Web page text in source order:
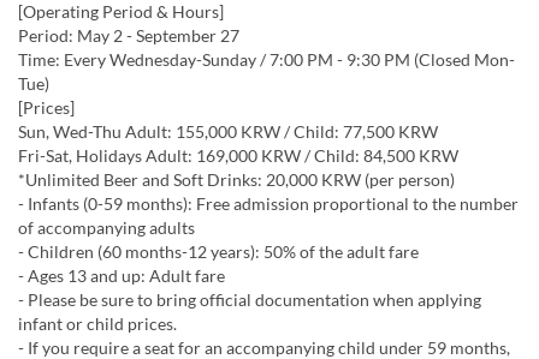
[Operating Period & Hours]
Period: May 2 - September 27
Time: Every Wednesday-Sunday / 7:00 PM - 9:30 PM (Closed Mon-
Tue)
[Prices]
Sun, Wed-Thu Adult: 155,000 KRW / Child: 77,500 KRW
Fri-Sat, Holidays Adult: 169,000 KRW / Child: 84,500 KRW
*Unlimited Beer and Soft Drinks: 20,000 KRW (per person)
- Infants (0-59 months): Free admission proportional to the number
of accompanying adults
- Children (60 months-12 years): 50% of the adult fare
- Ages 13 and up: Adult fare
- Please be sure to bring official documentation when applying
infant or child prices.
- If you require a seat for an accompanying child under 59 months,